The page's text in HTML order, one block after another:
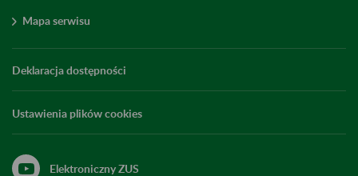
Mapa serwisu
Deklaracja dostępności
Ustawienia plików cookies
Elektroniczny ZUS